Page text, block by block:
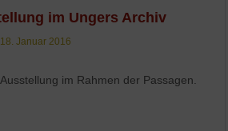
im Ungers Archiv
Januar 2016
im Rahmen der Passagen.